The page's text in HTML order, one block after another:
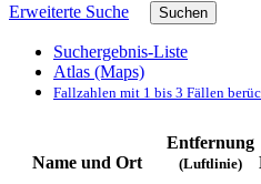
Erweiterte Suche Suchen
Suchergebnis-Liste
Atlas (Maps)
Fallzahlen mit 1 bis 3 Fällen
Name und Ort
Entfernung
(Luftlinie)